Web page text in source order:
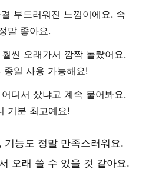
부드러워진 느낌이에요. 속
말 좋아요.
씬 오래가서 깜짝 놀랐어요.
일 사용 가능해요!
디서 샀냐고 계속 물어봐요.
기분 최고예요!
기능도 정말 만족스러워요.
오래 쓸 수 있을 것 같아요.